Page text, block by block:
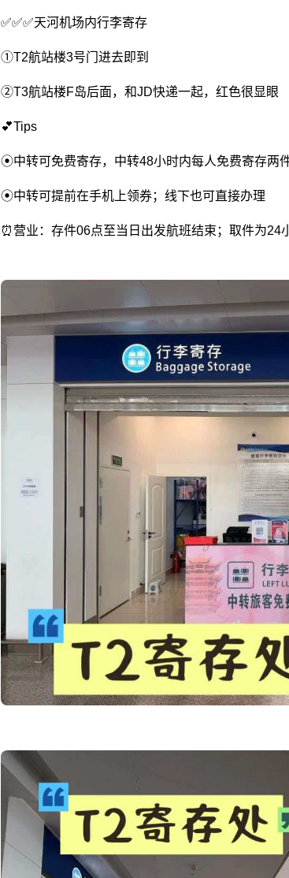
✅✅✅天河机场内行李寄存
①T2航站楼3号门进去即到
②T3航站楼F岛后面，和JD快递一起，红色很显眼
💕Tips
⦿中转可免费寄存，中转48小时内每人免费寄存两
⦿中转可提前在手机上领券；线下也可直接办理
⏰营业：存件06点至当日出发航班结束；取件为24